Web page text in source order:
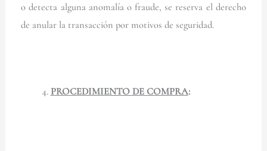
o detecta alguna anomalía o fraude, se reserva el derecho
de anular la transacción por motivos de seguridad.
PROCEDIMIENTO DE COMPRA: